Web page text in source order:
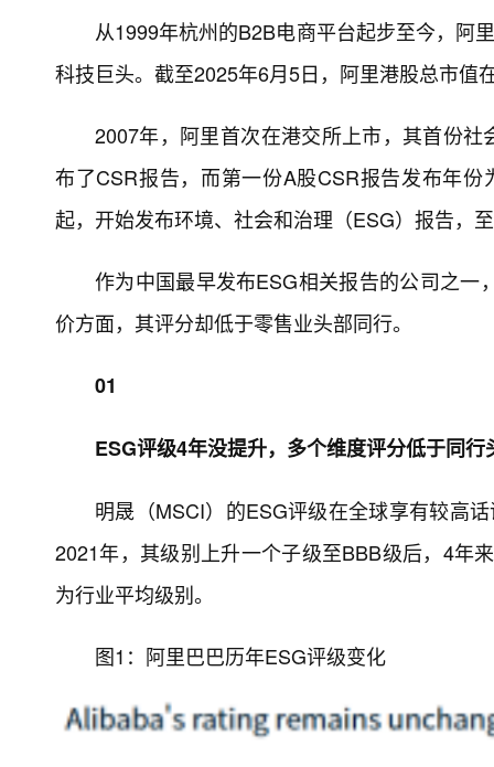
从1999年杭州的B2B电商平台起步至今，阿
科技巨头。截至2025年6月5日，阿里港股总市值
2007年，阿里首次在港交所上市，其首份
布了CSR报告，而第一份A股CSR报告发布年
起，开始发布环境、社会和治理（ESG）报告，
作为中国最早发布ESG相关报告的公司之
价方面，其评分却低于零售业头部同行。
01
ESG评级4年没提升，多个维度评分低于同行
明晟（MSCI）的ESG评级在全球享有较高
2021年，其级别上升一个子级至BBB级后，4年
为行业平均级别。
图1：阿里巴巴历年ESG评级变化